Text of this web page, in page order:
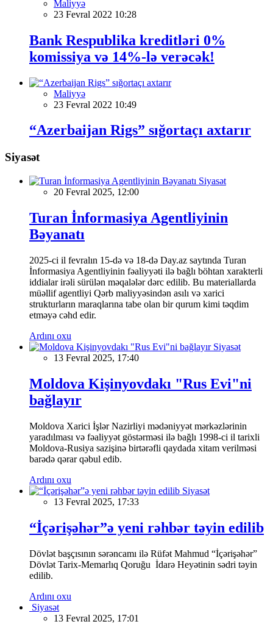
Maliyyə
23 Fevral 2022 10:28
Bank Respublika kreditləri 0%
komissiya və 14%-lə verəcək!
Maliyyə
23 Fevral 2022 10:49
“Azerbaijan Rigs” sığortaçı axtarır
Siyasət
Siyasət
20 Fevral 2025, 12:00
Turan İnformasiya Agentliyinin
Bəyanatı
2025-ci il fevralın 15-də və 18-də Day.az saytında Turan
İnformasiya Agentliyinin fəaliyyəti ilə bağlı böhtan xarakterli
iddialar irəli sürülən məqalələr dərc edilib. Bu materiallarda
müəllif agentliyi Qərb maliyyəsindən asılı və xarici
strukturların maraqlarına tabe olan bir qurum kimi təqdim
etməyə cəhd edir.
Ardını oxu
Siyasət
13 Fevral 2025, 17:40
Moldova Kişinyovdakı "Rus Evi"ni
bağlayır
Moldova Xarici İşlər Nazirliyi mədəniyyət mərkəzlərinin
yaradılması və fəaliyyət göstərməsi ilə bağlı 1998-ci il tarixli
Moldova-Rusiya sazişinə birtərəfli qaydada xitam verilməsi
barədə qərar qəbul edib.
Ardını oxu
Siyasət
13 Fevral 2025, 17:33
“İçərişəhər”ə yeni rəhbər təyin edilib
Dövlət başçısının sərəncamı ilə Rüfət Mahmud “İçərişəhər”
Dövlət Tarix-Memarlıq Qoruğu İdarə Heyətinin sədri təyin
edilib.
Ardını oxu
Siyasət
13 Fevral 2025, 17:01